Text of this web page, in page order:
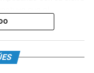
y decenas